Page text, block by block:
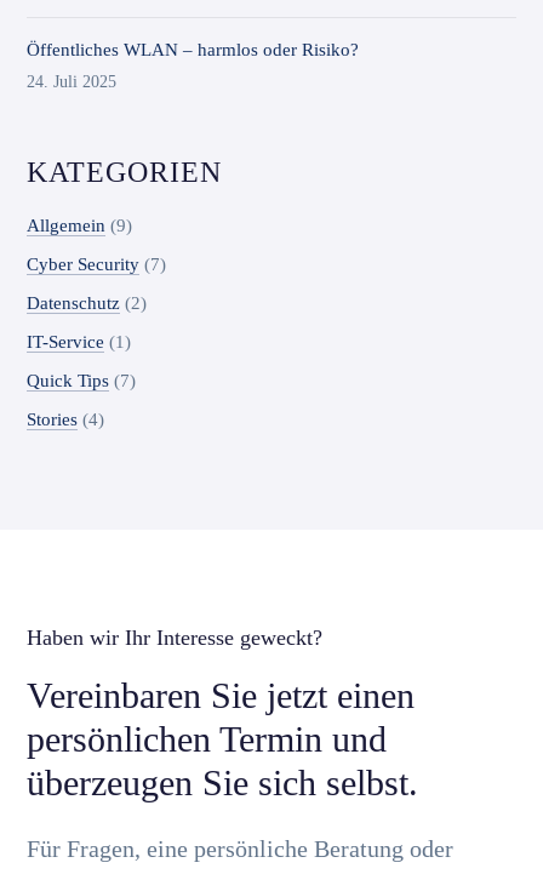
Öffentliches WLAN – harmlos oder Risiko?
24. Juli 2025
KATEGORIEN
Allgemein (9)
Cyber Security (7)
Datenschutz (2)
IT-Service (1)
Quick Tips (7)
Stories (4)
Haben wir Ihr Interesse geweckt?
Vereinbaren Sie jetzt einen
persönlichen Termin und
überzeugen Sie sich selbst.
Für Fragen, eine persönliche Beratung oder